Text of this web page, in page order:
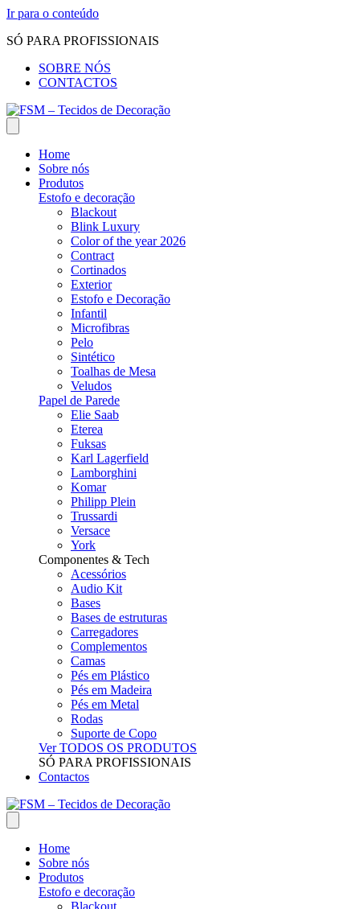
Ir para o conteúdo
SÓ PARA PROFISSIONAIS
SOBRE NÓS
CONTACTOS
Home
Sobre nós
Produtos
Estofo e decoração
Blackout
Blink Luxury
Color of the year 2026
Contract
Cortinados
Exterior
Estofo e Decoração
Infantil
Microfibras
Pelo
Sintético
Toalhas de Mesa
Veludos
Papel de Parede
Elie Saab
Eterea
Fuksas
Karl Lagerfield
Lamborghini
Komar
Philipp Plein
Trussardi
Versace
York
Componentes & Tech
Acessórios
Audio Kit
Bases
Bases de estruturas
Carregadores
Complementos
Camas
Pés em Plástico
Pés em Madeira
Pés em Metal
Rodas
Suporte de Copo
Ver TODOS OS PRODUTOS
SÓ PARA PROFISSIONAIS
Contactos
Home
Sobre nós
Produtos
Estofo e decoração
Blackout